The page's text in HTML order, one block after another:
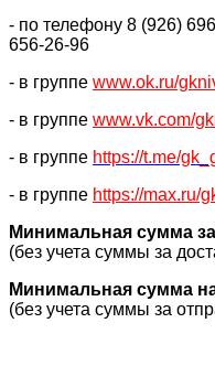
- по телефону 8 (926)
656-26-96
- в группе www.ok.ru/
- в группе www.vk.com/
- в группе https://t.me/
- в группе https://max.ru/
Минимальная сумма
(без учета суммы за
Минимальная сумма
(без учета суммы за